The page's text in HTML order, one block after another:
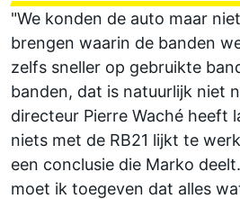
"We konden de auto maar
brengen waarin de banden
zelfs sneller op gebruikte
banden, dat is natuurlijk niet
directeur Pierre Waché heeft
niets met de RB21 lijkt te
een conclusie die Marko
moet ik toegeven dat alles